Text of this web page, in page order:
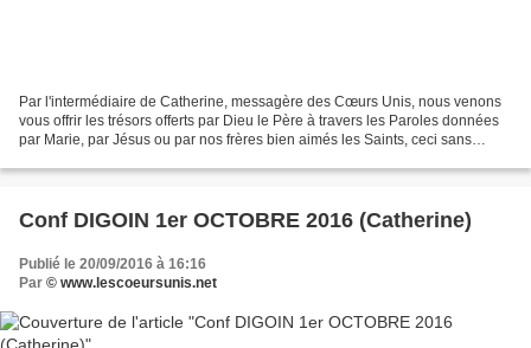
Par l'intermédiaire de Catherine, messagère des Cœurs Unis, nous venons
vous offrir les trésors offerts par Dieu le Père à travers les Paroles données
par Marie, par Jésus ou par nos frères bien aimés les Saints, ceci sans
Conf DIGOIN 1er OCTOBRE 2016 (Catherine)
Publié le 20/09/2016 à 16:16
Par © www.lescoeursunis.net